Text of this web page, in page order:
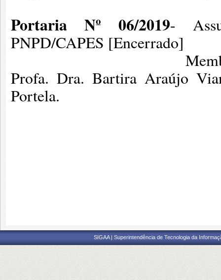
Portaria Nº 06/2019-
PNPD/CAPES [Encerrado]
Membros: Profº.
Profa. Dra. Bartira Araújo
Portela.
SIGAA | Superintendência de Tecnologia da